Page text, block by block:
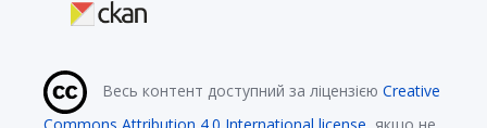
Весь контент доступний за ліцензією Creative